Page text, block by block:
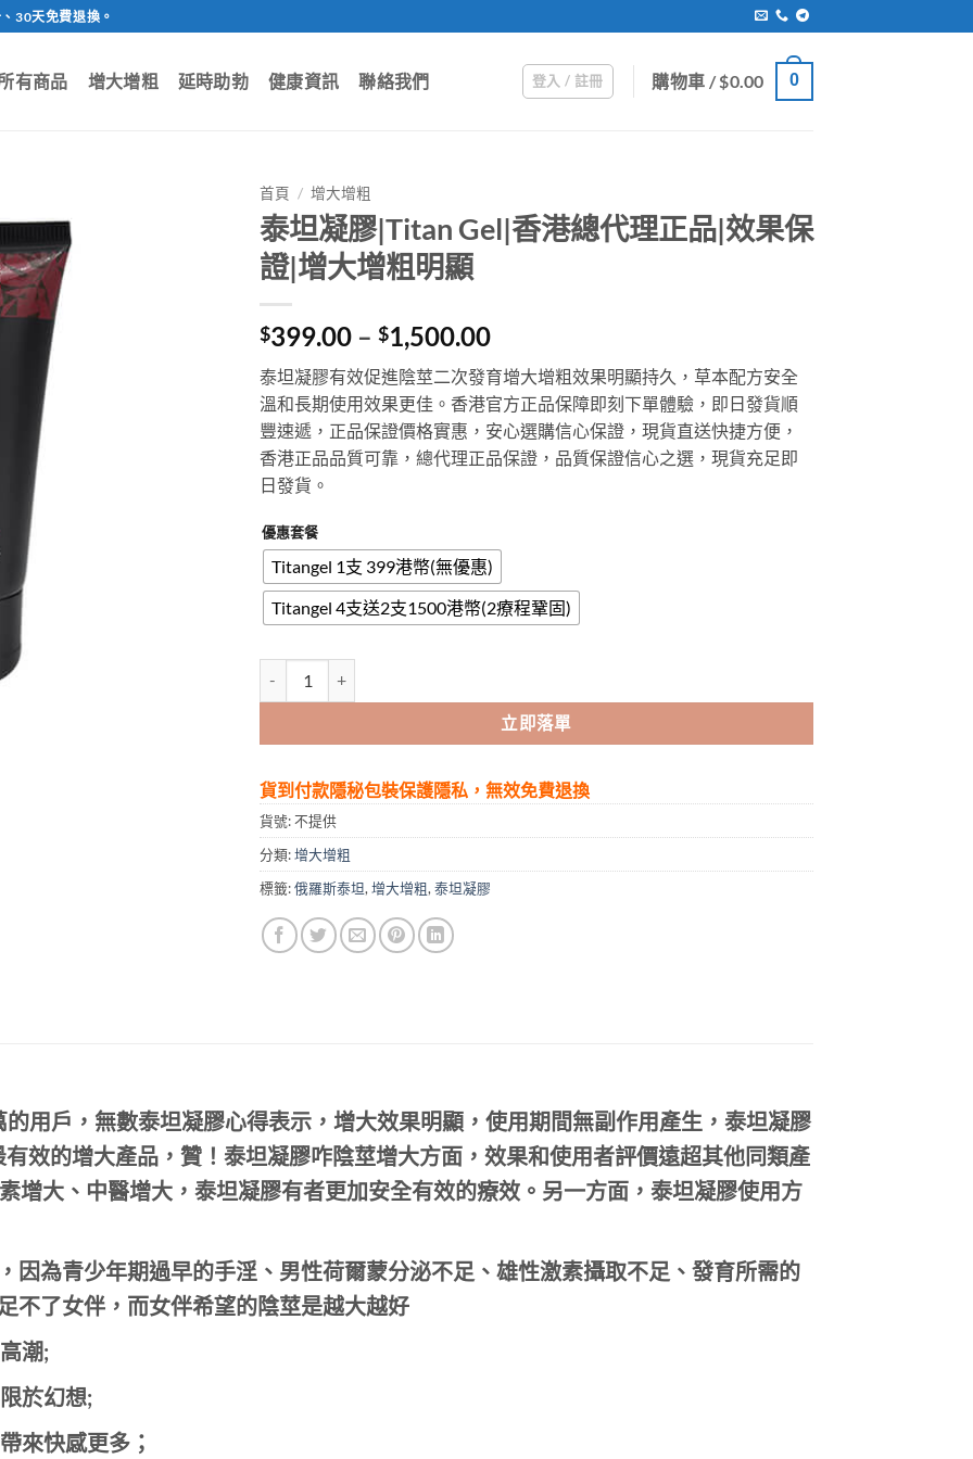
30天免費退換。
有商品 增大增粗 延時助勃 健康資訊 聯絡我們 登入 / 註冊 購物車 /$0.00 0
首頁 / 增大增粗
泰坦凝膠|Titan Gel|香港總代理正品|效果保
證|增大增粗明顯
$399.00 – $1,500.00Price
range:
$399.00
through
$1,500.00
泰坦凝膠有效促進陰莖二次發育增大增粗效果明顯持久，草本配方安全
溫和長期使用效果更佳。香港官方正品保障即刻下單體驗，即日發貨順
豐速遞，正品保證價格實惠，安心選購信心保證，現貨直送快捷方便，
香港正品品質可靠，總代理正品保證，品質保證信心之選，現貨充足即
日發貨。
優惠套餐
Titangel 1支 399港幣(無優惠)
Titangel 4支送2支1500港幣(2療程鞏固)
立即落單
貨到付款隱秘包裝保護隱私，無效免費退換
貨號:不提供
分類:增大增粗
標籤:俄羅斯泰坦, 增大增粗, 泰坦凝膠
用戶， 無數泰坦凝膠心得表示，增大效果明顯，使用期間無副作用產生，泰坦凝膠
效的增大產品，贊！ 泰坦凝膠咋陰莖增大方面，效果和使用者評價遠超其他同類產
增大、中醫增大，泰坦凝膠有者更加安全有效的療效。另一方面，泰坦凝膠使用方
因為青少年期過早的手淫、男性荷爾蒙分泌不足、雄性激素攝取不足、發育所需的
不了女伴，而女伴希望的陰莖是越大越好
潮;
於幻想;
來快感更多；